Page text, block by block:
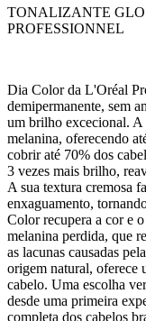
TONALIZANTE
PROFESSIONNEL
Dia Color da L'Oréal
demipermanente, sem
um brilho excecional. A
melanina, oferecendo
cobrir até 70% dos
3 vezes mais brilho,
A sua textura cremosa
enxaguamento,
Color recupera a cor e
melanina perdida, que
as lacunas causadas
origem natural, oferece
cabelo. Uma escolha
desde uma primeira
completa dos cabelos